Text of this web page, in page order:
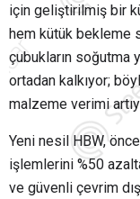
için geliştirilmiş bir
hem kütük bekleme
çubukların
ortadan kalkıyor;
malzeme verimi
Yeni nesil HBW,
işlemlerini %50
ve güvenli çevrim